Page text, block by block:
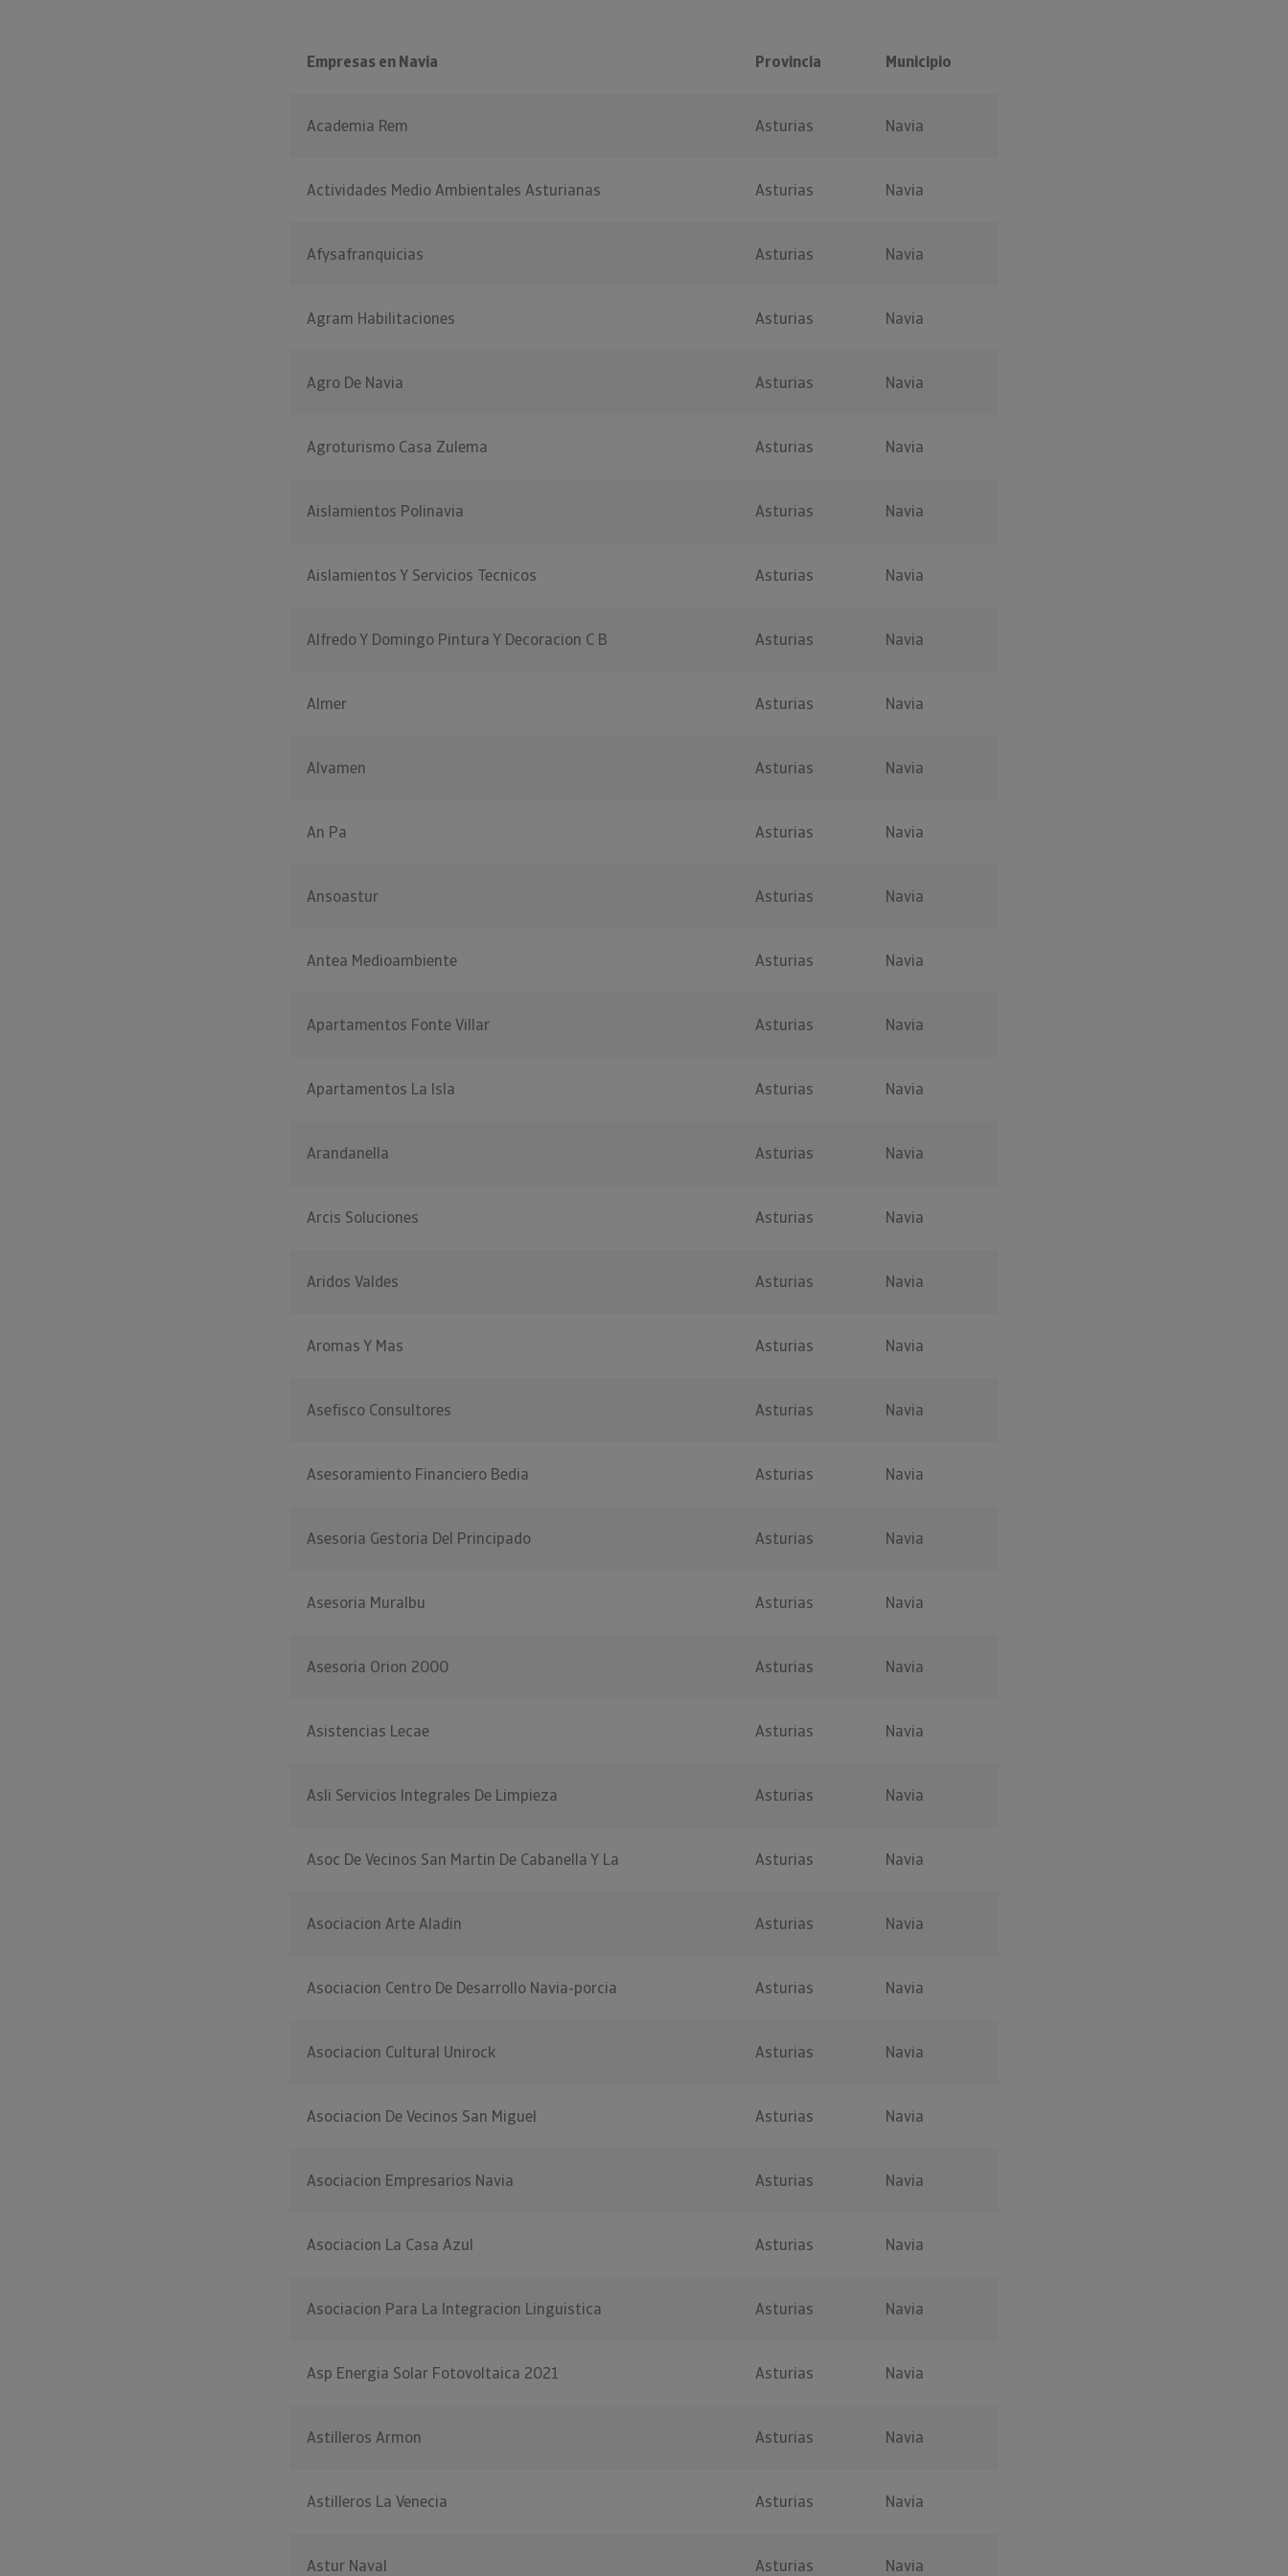
Empresas en Navia Provincia Municipio
Academia Rem Asturias Navia
Actividades Medio Ambientales Asturianas Asturias Navia
Afysafranquicias Asturias Navia
Agram Habilitaciones Asturias Navia
Agro De Navia Asturias Navia
Agroturismo Casa Zulema Asturias Navia
Aislamientos Polinavia Asturias Navia
Aislamientos Y Servicios Tecnicos Asturias Navia
Alfredo Y Domingo Pintura Y Decoracion C B Asturias Navia
Almer Asturias Navia
Alvamen Asturias Navia
An Pa Asturias Navia
Ansoastur Asturias Navia
Antea Medioambiente Asturias Navia
Apartamentos Fonte Villar Asturias Navia
Apartamentos La Isla Asturias Navia
Arandanella Asturias Navia
Arcis Soluciones Asturias Navia
Aridos Valdes Asturias Navia
Aromas Y Mas Asturias Navia
Asefisco Consultores Asturias Navia
Asesoramiento Financiero Bedia Asturias Navia
Asesoria Gestoria Del Principado Asturias Navia
Asesoria Muralbu Asturias Navia
Asesoria Orion 2000 Asturias Navia
Asistencias Lecae Asturias Navia
Asli Servicios Integrales De Limpieza Asturias Navia
Asoc De Vecinos San Martin De Cabanella Y La Asturias Navia
Asociacion Arte Aladin Asturias Navia
Asociacion Centro De Desarrollo Navia-porcia Asturias Navia
Asociacion Cultural Unirock Asturias Navia
Asociacion De Vecinos San Miguel Asturias Navia
Asociacion Empresarios Navia Asturias Navia
Asociacion La Casa Azul Asturias Navia
Asociacion Para La Integracion Linguistica Asturias Navia
Asp Energia Solar Fotovoltaica 2021 Asturias Navia
Astilleros Armon Asturias Navia
Astilleros La Venecia Asturias Navia
Astur Naval Asturias Navia